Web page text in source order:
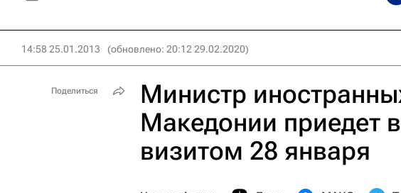
14:58 25.01.2013 (обновлено: 20:12 29.02.2020)
Министр
Македонии приедет
визитом 28 января
Поделиться